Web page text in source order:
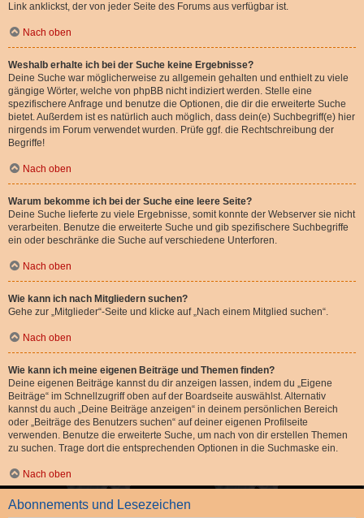
Link anklickst, der von jeder Seite des Forums aus verfügbar ist.
Nach oben
Weshalb erhalte ich bei der Suche keine Ergebnisse?
Deine Suche war möglicherweise zu allgemein gehalten und enthielt zu viele
gängige Wörter, welche von phpBB nicht indiziert werden. Stelle eine
spezifischere Anfrage und benutze die Optionen, die dir die erweiterte Suche
bietet. Außerdem ist es natürlich auch möglich, dass dein(e) Suchbegriff(e) hier
nirgends im Forum verwendet wurden. Prüfe ggf. die Rechtschreibung der
Begriffe!
Nach oben
Warum bekomme ich bei der Suche eine leere Seite?
Deine Suche lieferte zu viele Ergebnisse, somit konnte der Webserver sie nicht
verarbeiten. Benutze die erweiterte Suche und gib spezifischere Suchbegriffe
ein oder beschränke die Suche auf verschiedene Unterforen.
Nach oben
Wie kann ich nach Mitgliedern suchen?
Gehe zur „Mitglieder“-Seite und klicke auf „Nach einem Mitglied suchen“.
Nach oben
Wie kann ich meine eigenen Beiträge und Themen finden?
Deine eigenen Beiträge kannst du dir anzeigen lassen, indem du „Eigene
Beiträge“ im Schnellzugriff oben auf der Boardseite auswählst. Alternativ
kannst du auch „Deine Beiträge anzeigen“ in deinem persönlichen Bereich
oder „Beiträge des Benutzers suchen“ auf deiner eigenen Profilseite
verwenden. Benutze die erweiterte Suche, um nach von dir erstellen Themen
zu suchen. Trage dort die entsprechenden Optionen in die Suchmaske ein.
Nach oben
Abonnements und Lesezeichen